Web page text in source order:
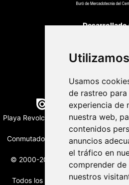
Usamos
de rastreo
experiencia de
nuestra web,
contenidos
anuncios
el tráfico en
comprender
nuestros
Desarrollado
Edición digital con
Playa Revolcadero 222 Col. Reforma
CIUDAD DE
Conmutador CIUDAD DE MEXICO
© 2000-2026 BURO DE
Todos los derechos
Todos los nombres, marcas,